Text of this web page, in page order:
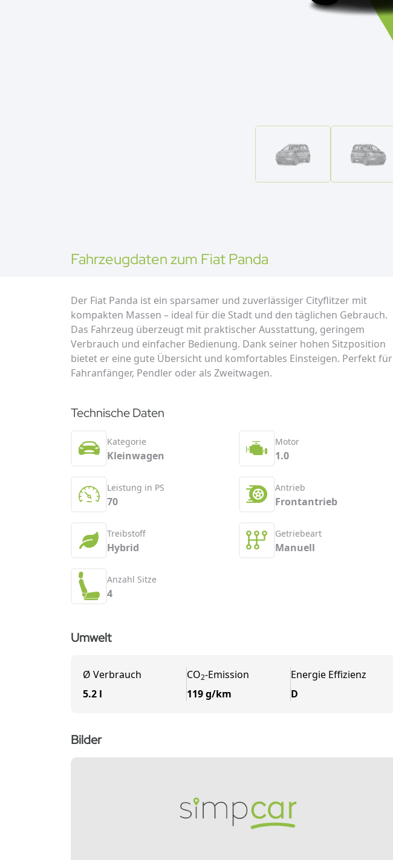
Fahrzeugdaten zum FiatPanda
Der Fiat Panda ist ein sparsamer und zuverlässiger Cityflitzer mit
kompakten Massen – ideal für die Stadt und den täglichen Gebrauch.
Das Fahrzeug überzeugt mit praktischer Ausstattung, geringem
Verbrauch und einfacher Bedienung. Dank seiner hohen Sitzposition
bietet er eine gute Übersicht und komfortables Einsteigen. Perfekt für
Fahranfänger, Pendler oder als Zweitwagen.
Technische Daten
Kategorie
Kleinwagen
Motor
1.0
Leistung in PS
70
Antrieb
Frontantrieb
Treibstoff
Hybrid
Getriebeart
Manuell
Anzahl Sitze
4
Umwelt
Ø Verbrauch
5.2 l
CO2-Emission
119 g/km
Energie Effizienz
D
Bilder